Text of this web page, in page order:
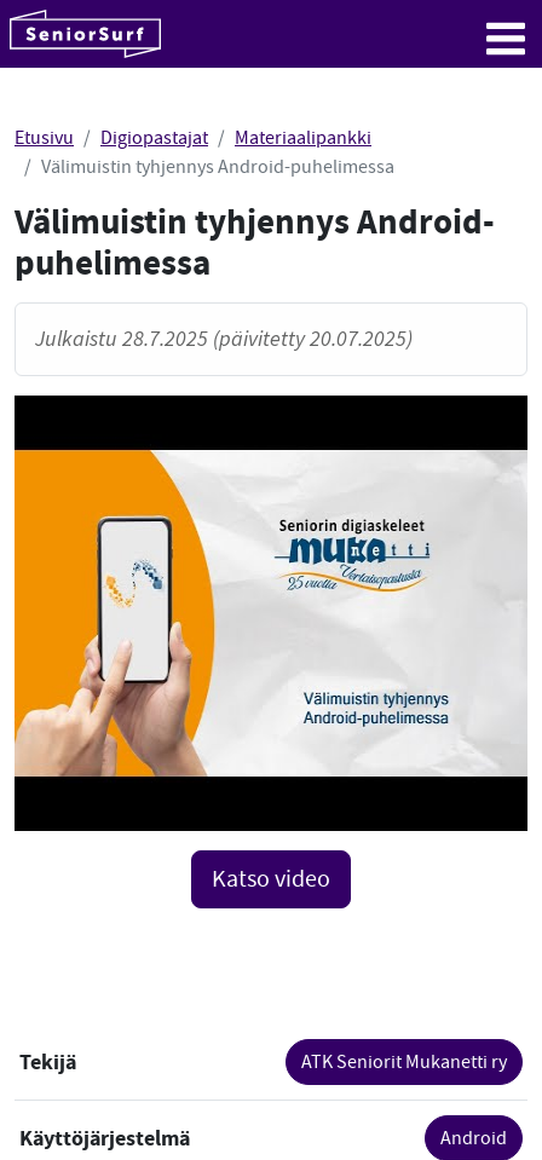
Hyppää sisältöön
Etusivu Digiopastajat
Materiaalipankki
Välimuistin tyhjennys Android-puhelimessa
Välimuistin tyhjennys Android-
puhelimessa
Julkaistu 28.7.2025 (päivitetty 20.07.2025)
Katso video
Tekijä ATK Seniorit Mukanetti ry
Käyttöjärjestelmä Android